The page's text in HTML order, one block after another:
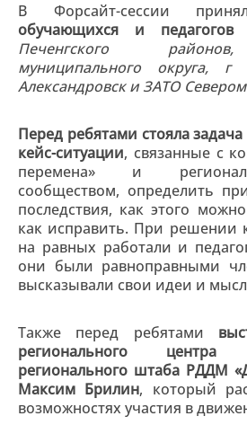
В Форсайт-сессии
обучающихся и педагогов
Печенгского
муниципального округа,
Александровск и ЗАТО
Перед ребятами стояла
кейс-ситуации, связанные с
перемена» и
сообществом, определить
последствия, как этого
как исправить. При решении
на равных работали и
они были равноправными
высказывали свои идеи и
Также перед ребятами
регионального центра
регионального штаба РДДМ
Максим Брилин, который
возможностях участия в